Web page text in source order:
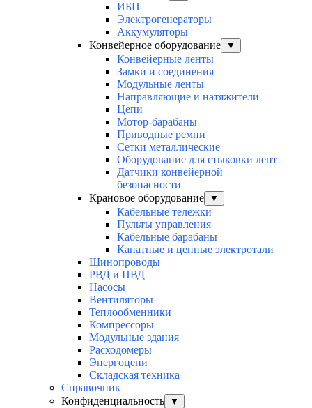
ИБП
Электрогенераторы
Аккумуляторы
Конвейерное оборудование
▼
Конвейерные ленты
Замки и соединения
Модульные ленты
Направляющие и натяжители
Цепи
Мотор-барабаны
Приводные ремни
Сетки металлические
Оборудование для стыковки лент
Датчики конвейерной
безопасности
Крановое оборудование
▼
Кабельные тележки
Пульты управления
Кабельные барабаны
Канатные и цепные электротали
Шинопроводы
РВД и ПВД
Насосы
Вентиляторы
Теплообменники
Компрессоры
Модульные здания
Расходомеры
Энергоцепи
Складская техника
Справочник
Конфиденциальность
▼